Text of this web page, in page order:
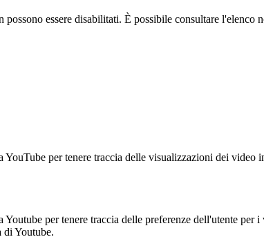
essere disabilitati. È possibile consultare l'elenco
YouTube per tenere traccia delle visualizzazioni dei video
Youtube per tenere traccia delle preferenze dell'utente
di Youtube.